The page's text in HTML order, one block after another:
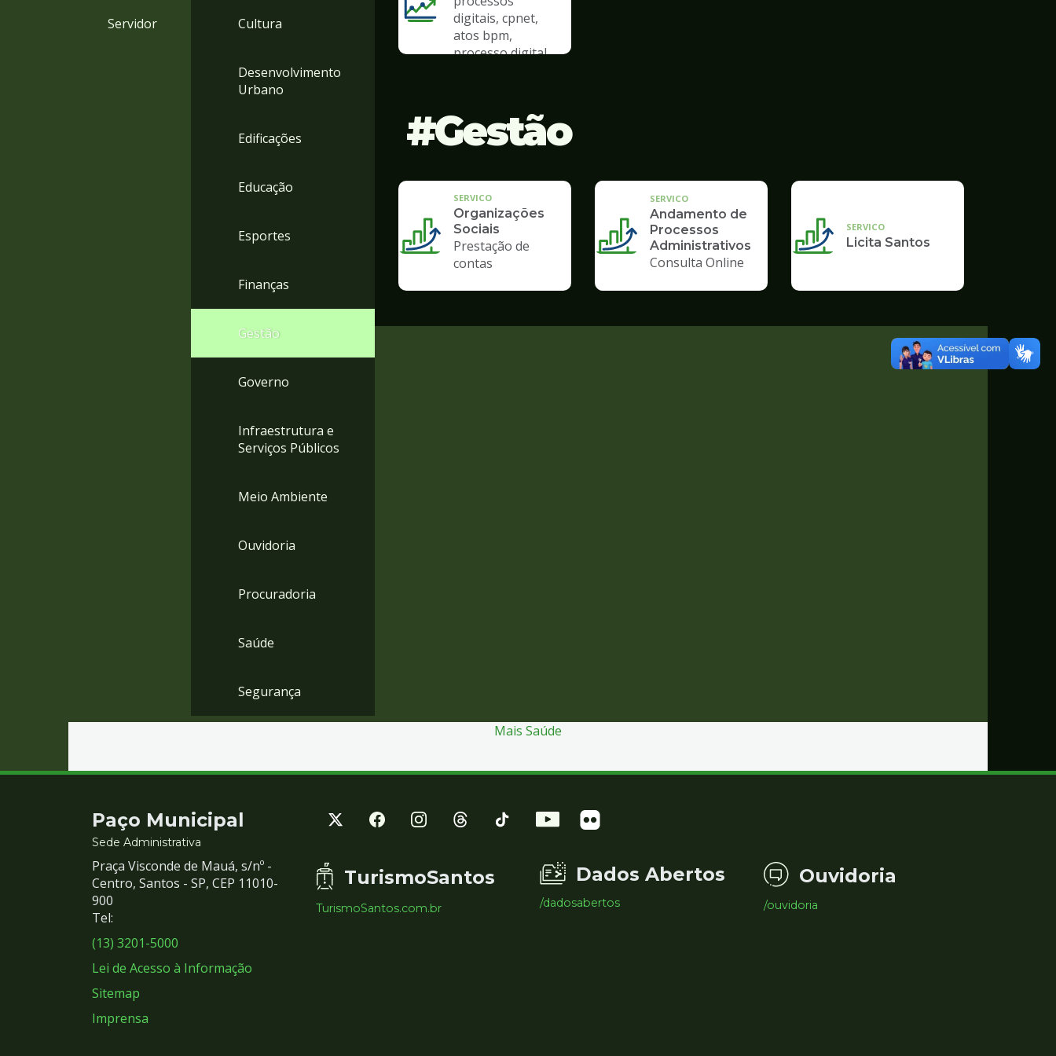
Servidor Cultura
Desenvolvimento
Urbano
Edificações
Educação
Esportes
Finanças
Gestão
Governo
Infraestrutura e
Serviços Públicos
Meio Ambiente
Ouvidoria
Procuradoria
Saúde
Segurança
digitais, cpnet,
atos bpm,
processo digital
Gestão
SERVICO
Organizações
Sociais
Prestação de
contas
SERVICO
Andamento de
Processos
Administrativos
Consulta Online
SERVICO
Licita Santos
Mais Saúde
Contato
e
Redes
Sociais
Paço Municipal
Sede Administrativa
Praça Visconde de Mauá, s/nº -
Centro, Santos - SP, CEP 11010-
900
Tel:
(13) 3201-5000
Lei de Acesso à Informação
Sitemap
Imprensa
TurismoSantos
TurismoSantos.com.br
Dados Abertos
/dadosabertos
Ouvidoria
/ouvidoria